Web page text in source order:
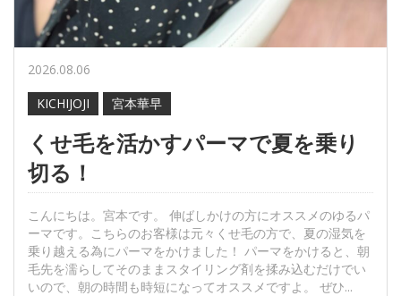
2026.08.06
KICHIJOJI
宮本華早
くせ毛を活かすパーマで夏を乗り
切る！
こんにちは。宮本です。 伸ばしかけの方にオススメのゆるパ
ーマです。こちらのお客様は元々くせ毛の方で、夏の湿気を
乗り越える為にパーマをかけました！ パーマをかけると、朝
毛先を濡らしてそのままスタイリング剤を揉み込むだけでい
いので、朝の時間も時短になってオススメですよ。 ぜひ...